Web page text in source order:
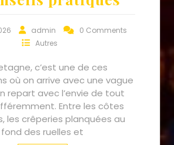
admin
0 Comments
Autres
c’est une de ces
où on arrive avec une vague
repart avec l’envie de tout
Entre les côtes
les crêperies planquées au
fond des ruelles et